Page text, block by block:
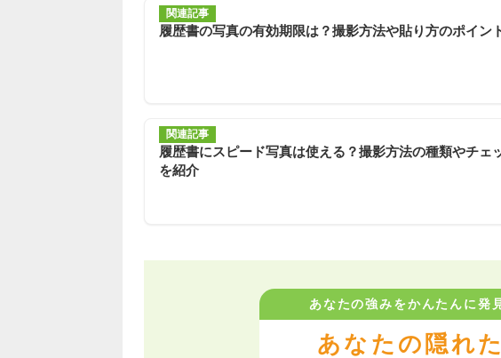
関連記事
履歴書の写真の有効期限は？撮影方法や貼り方のポイン
関連記事
履歴書にスピード写真は使える？撮影方法の種類やチェ
を紹介
あなたの強みをかんたんに発
あなたの隠れ